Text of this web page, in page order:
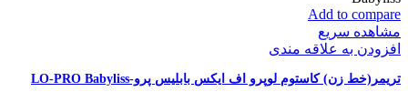
Add to compare
مشاهده سریع
افزودن به علاقه مندی
تریمر(خط زن) کاستوم لوپرو اف ایکس بابلیس پرو-LO-PRO Babyliss